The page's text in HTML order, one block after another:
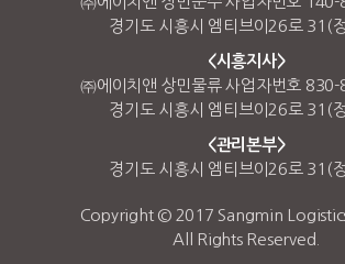
경기도 시흥시 엠티브이26로 31(
<시흥지사>
㈜에이치앤 상민물류 사업자번호
경기도 시흥시 엠티브이26로 31(
<관리본부>
경기도 시흥시 엠티브이26로 31(
Copyright © 2017 Sangmin
All Rights Reserved.